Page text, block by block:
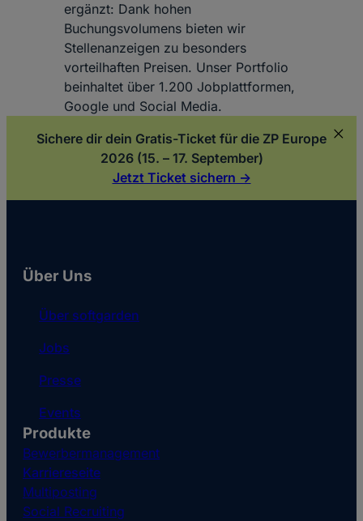
ergänzt: Dank hohen
Buchungsvolumens bieten wir
Stellenanzeigen zu besonders
vorteilhaften Preisen. Unser Portfolio
beinhaltet über 1.200 Jobplattformen,
Google und Social Media.
Sichere dir dein Gratis-Ticket für die ZP Europe
2026 (15. – 17. September)
Jetzt Ticket sichern ->
Über Uns
Über softgarden
Jobs
Presse
Events
Produkte
Bewerbermanagement
Karriereseite
Multiposting
Social Recruiting